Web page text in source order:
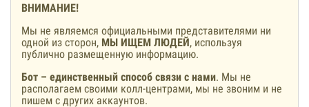
ВНИМАНИЕ!
Мы не являемся официальными представителями ни
одной из сторон, МЫ ИЩЕМ ЛЮДЕЙ, используя
публично размещенную информацию.
Бот – единственный способ связи с нами. Мы не
располагаем своими колл-центрами, мы не звоним и не
пишем с других аккаунтов.